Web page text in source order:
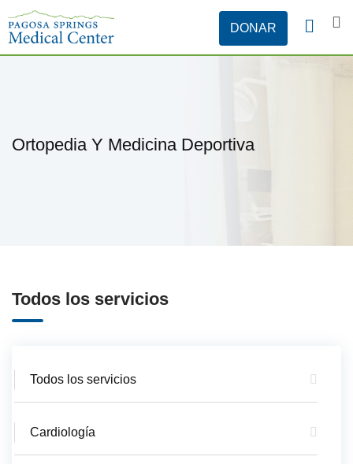
Ortopedia Y Medicina Deportiva
Todos los servicios
Todos los servicios
Cardiología